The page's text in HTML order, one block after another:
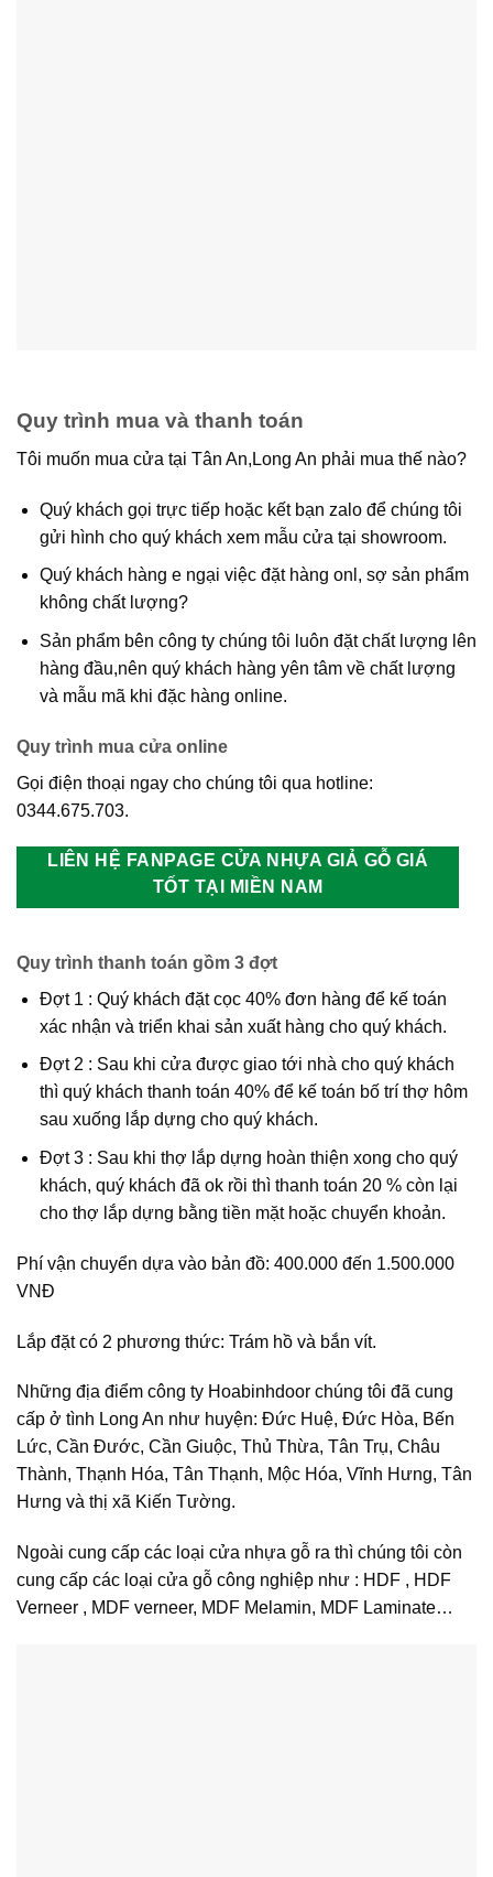
Quy trình mua và thanh toán
Tôi muốn mua cửa tại Tân An,Long An phải mua thế nào?
Quý khách gọi trực tiếp hoặc kết bạn zalo để chúng tôi
gửi hình cho quý khách xem mẫu cửa tại showroom.
Quý khách hàng e ngại việc đặt hàng onl, sợ sản phẩm
không chất lượng?
Sản phẩm bên công ty chúng tôi luôn đặt chất lượng lên
hàng đầu,nên quý khách hàng yên tâm về chất lượng
và mẫu mã khi đặc hàng online.
Quy trình mua cửa online
Gọi điện thoại ngay cho chúng tôi qua hotline:
0344.675.703.
LIÊN HỆ FANPAGE CỬA NHỰA GIẢ GỖ GIÁ
TỐT TẠI MIỀN NAM
Quy trình thanh toán gồm 3 đợt
Đợt 1 : Quý khách đặt cọc 40% đơn hàng để kế toán
xác nhận và triển khai sản xuất hàng cho quý khách.
Đợt 2 : Sau khi cửa được giao tới nhà cho quý khách
thì quý khách thanh toán 40% để kế toán bố trí thợ hôm
sau xuống lắp dựng cho quý khách.
Đợt 3 : Sau khi thợ lắp dựng hoàn thiện xong cho quý
khách, quý khách đã ok rồi thì thanh toán 20 % còn lại
cho thợ lắp dựng bằng tiền mặt hoặc chuyển khoản.
Phí vận chuyển dựa vào bản đồ: 400.000 đến 1.500.000
VNĐ
Lắp đặt có 2 phương thức: Trám hồ và bắn vít.
Những địa điểm công ty Hoabinhdoor chúng tôi đã cung
cấp ở tình Long An như huyện: Đức Huệ, Đức Hòa, Bến
Lức, Cần Đước, Cần Giuộc, Thủ Thừa, Tân Trụ, Châu
Thành, Thạnh Hóa, Tân Thạnh, Mộc Hóa, Vĩnh Hưng, Tân
Hưng và thị xã Kiến Tường.
Ngoài cung cấp các loại cửa nhựa gỗ ra thì chúng tôi còn
cung cấp các loại cửa gỗ công nghiệp như : HDF , HDF
Verneer , MDF verneer, MDF Melamin, MDF Laminate…